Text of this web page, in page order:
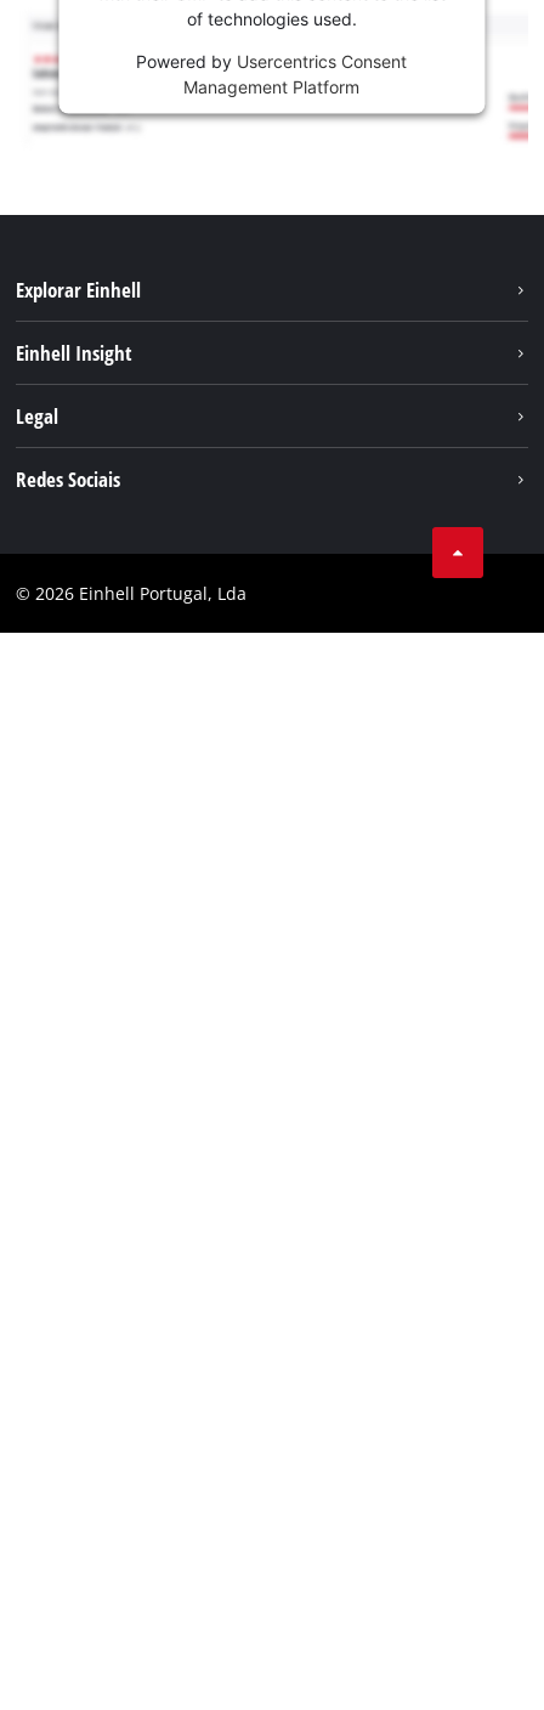
of technologies used.
Powered by Usercentrics Consent
Management Platform
Explorar Einhell
Serviço
Einhell Insight
Carreira
Legal
Conformidade
Redes Sociais
Instagram
© 2026 Einhell Portugal, Lda